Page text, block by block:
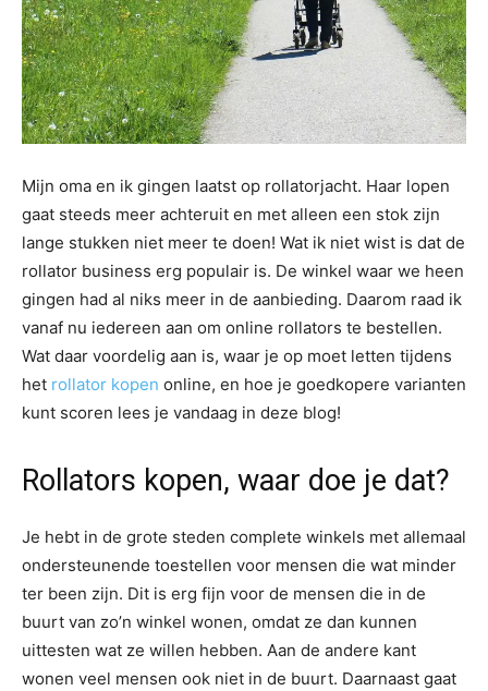
Mijn oma en ik gingen laatst op rollatorjacht. Haar lopen
gaat steeds meer achteruit en met alleen een stok zijn
lange stukken niet meer te doen! Wat ik niet wist is dat de
rollator business erg populair is. De winkel waar we heen
gingen had al niks meer in de aanbieding. Daarom raad ik
vanaf nu iedereen aan om online rollators te bestellen.
Wat daar voordelig aan is, waar je op moet letten tijdens
het rollator kopen online, en hoe je goedkopere varianten
kunt scoren lees je vandaag in deze blog!
Rollators kopen, waar doe je dat?
Je hebt in de grote steden complete winkels met allemaal
ondersteunende toestellen voor mensen die wat minder
ter been zijn. Dit is erg fijn voor de mensen die in de
buurt van zo’n winkel wonen, omdat ze dan kunnen
uittesten wat ze willen hebben. Aan de andere kant
wonen veel mensen ook niet in de buurt. Daarnaast gaat